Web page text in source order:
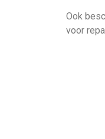
Ook
voor